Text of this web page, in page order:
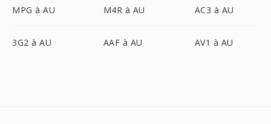
MPG à AU M4R à AU AC3 à AU
3G2 à AU AAF à AU AV1 à AU